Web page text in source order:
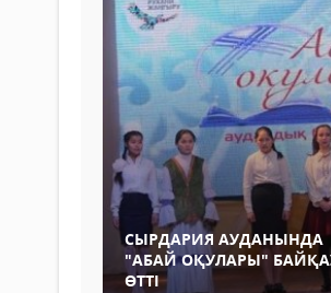
СЫРДАРИЯ АУДАНЫНДА
"АБАЙ ОҚУЛАРЫ"
ӨТТІ